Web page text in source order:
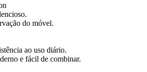
do móvel.
ao uso diário.
e fácil de combinar.